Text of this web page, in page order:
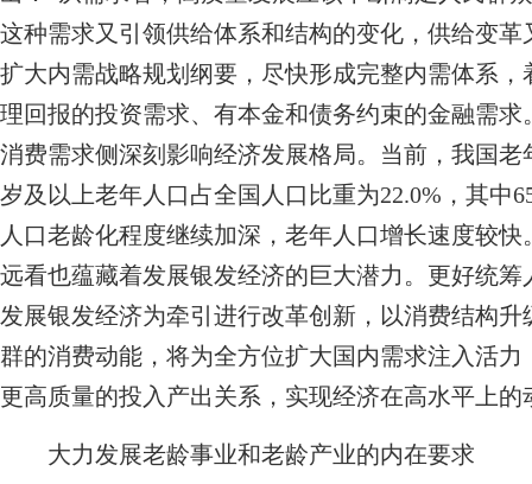
这种需求又引领供给体系和结构的变化，供给变
扩大内需战略规划纲要，尽快形成完整内需体系
理回报的投资需求、有本金和债务约束的金融需
消费需求侧深刻影响经济发展格局。当前，我国
岁及以上老年人口占全国人口比重为22.0%，其中
人口老龄化程度继续加深，老年人口增长速度较
远看也蕴藏着发展银发经济的巨大潜力。更好统
发展银发经济为牵引进行改革创新，以消费结构
群的消费动能，将为全方位扩大国内需求注入活
更高质量的投入产出关系，实现经济在高水平上的
大力发展老龄事业和老龄产业的内在要求